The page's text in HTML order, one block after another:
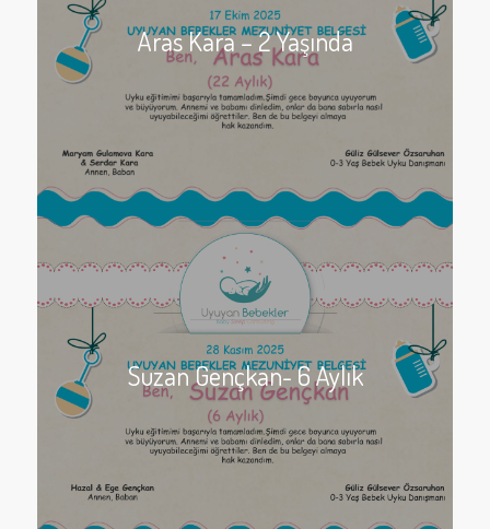
Aras Kara – 2 Yaşında
Suzan Gençkan- 6 Aylık